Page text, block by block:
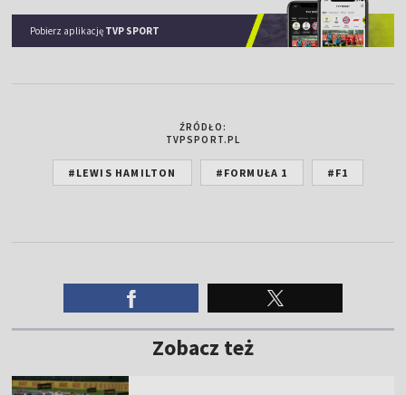
Pobierz aplikację TVP SPORT
ŹRÓDŁO:
TVPSPORT.PL
#LEWIS HAMILTON #FORMUŁA 1 #F1
Zobacz też